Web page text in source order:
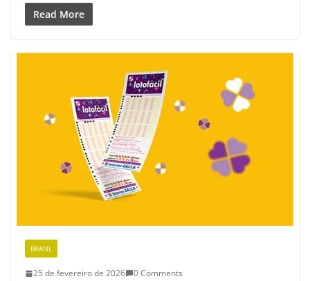
Read More
BRASIL
25 de fevereiro de 2026
0 Comments